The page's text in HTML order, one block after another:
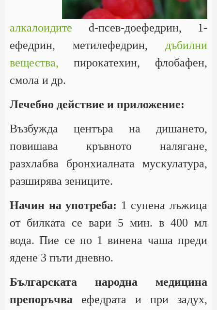
алкалоидите d-псев-доефедрин, 1-
ефедрин, метилефедрин, дъбилни
вещества, пирокатехин, флобафен,
смола и др.
Лечебно действие и приложение:
Възбужда центъра на дишането,
повишава кръвното налягане,
разхлабва бронхиалната мускулатура,
разширява зениците.
Начин на употреба: 1 супена лъжица
от билката се вари 5 мин. в 400 мл
вода. Пие се по 1 винена чаша преди
ядене 3 пъти дневно.
Българската народна медицина
препоръчва ефедрата и при задух,